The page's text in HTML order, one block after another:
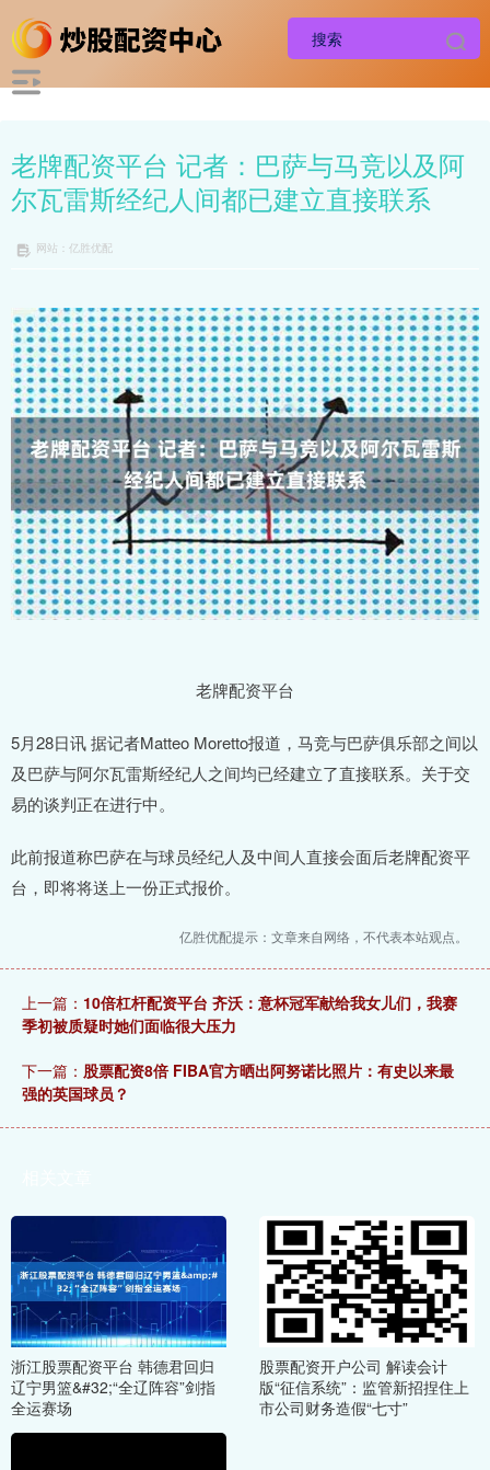
老牌配资平台 记者：巴萨与马竞以及阿
尔瓦雷斯经纪人间都已建立直接联系
网站：亿胜优配
老牌配资平台
5月28日讯 据记者Matteo Moretto报道，马竞与巴萨俱乐部之间以
及巴萨与阿尔瓦雷斯经纪人之间均已经建立了直接联系。关于交
易的谈判正在进行中。
此前报道称巴萨在与球员经纪人及中间人直接会面后老牌配资平
台，即将将送上一份正式报价。
亿胜优配提示：文章来自网络，不代表本站观点。
上一篇： 10倍杠杆配资平台 齐沃：意杯冠军献给我女儿们，我赛
季初被质疑时她们面临很大压力
下一篇： 股票配资8倍 FIBA官方晒出阿努诺比照片：有史以来最
强的英国球员？
浙江股票配资平台 韩德君回归
辽宁男篮&#32;“全辽阵容”剑指
全运赛场
股票配资开户公司 解读会计
版“征信系统”：监管新招捏住上
市公司财务造假“七寸”